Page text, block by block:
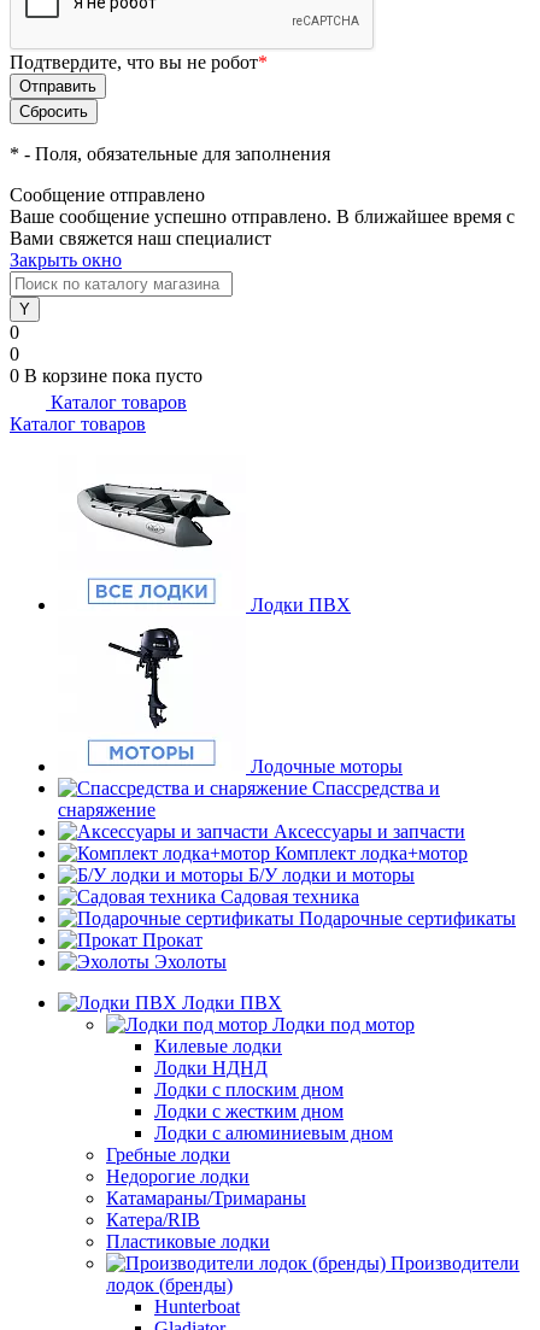
Подтвердите, что вы не робот*
* - Поля, обязательные для заполнения
Сообщение отправлено
Ваше сообщение успешно отправлено. В ближайшее время с
Вами свяжется наш специалист
Закрыть окно
0
0
0 В корзине пока пусто
Каталог товаров
Каталог товаров
Лодки ПВХ
Лодочные моторы
Спассредства и
снаряжение
Аксессуары и запчасти
Комплект лодка+мотор
Б/У лодки и моторы
Садовая техника
Подарочные сертификаты
Прокат
Эхолоты
Лодки ПВХ
Лодки под мотор
Килевые лодки
Лодки НДНД
Лодки с плоским дном
Лодки с жестким дном
Лодки с алюминиевым дном
Гребные лодки
Недорогие лодки
Катамараны/Тримараны
Катера/RIB
Пластиковые лодки
Производители
лодок (бренды)
Hunterboat